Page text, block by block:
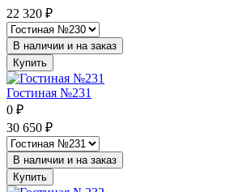
22 320 ₽
В наличии и на заказ
Купить
Гостиная №231
0 ₽
30 650 ₽
В наличии и на заказ
Купить